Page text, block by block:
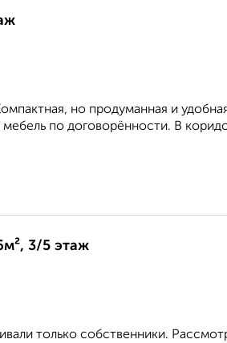
но продуманная и
по договорённости. В
3/5 этаж
только собственники.